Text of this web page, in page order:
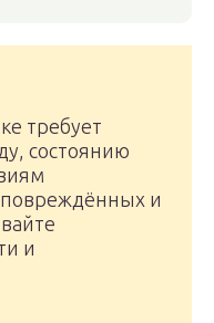
требует
состоянию
и
и